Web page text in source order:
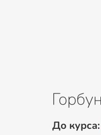
До курса: